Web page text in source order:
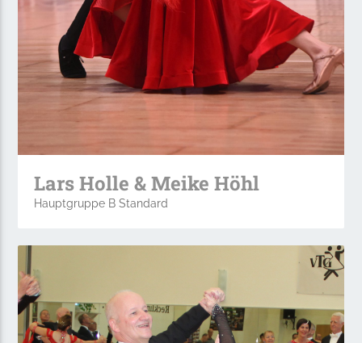
Lars Holle & Meike Höhl
Hauptgruppe B Standard